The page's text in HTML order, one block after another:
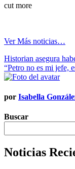
cut more
Ver Más noticias…
Navegación
de
Historian asegura
“Petro no es mi jefe,
por Isabella
Buscar
Noticias